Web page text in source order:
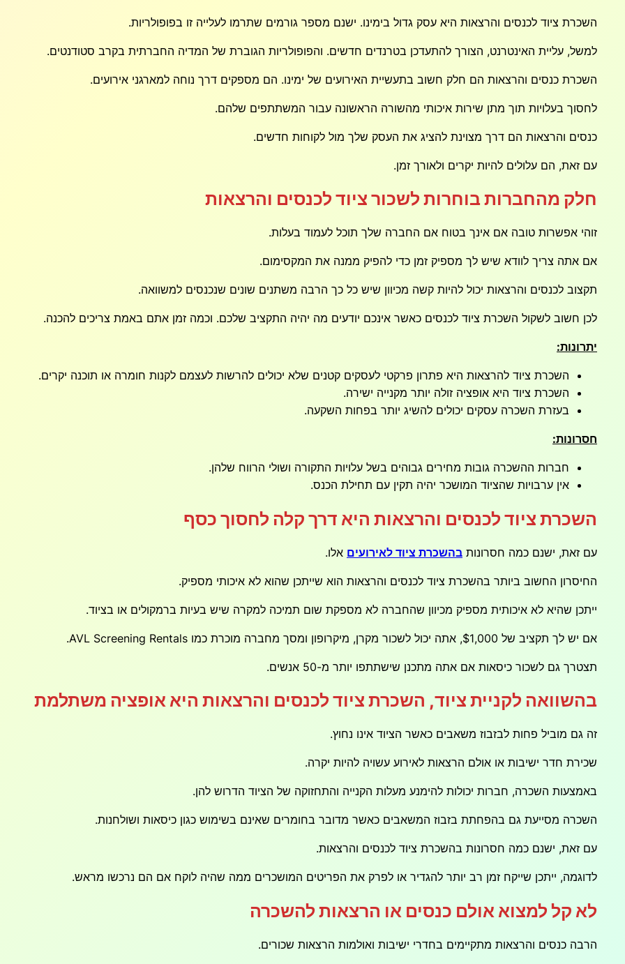
השכרת ציוד לכנסים והרצאות היא עסק גדול בימינו. ישנם מספר גורמים שתרמו לעלייה זו בפופולריות.
למשל, עליית האינטרנט, הצורך להתעדכן בטרנדים חדשים. והפופולריות הגוברת של המדיה החברתית בקרב סטודנטים.
השכרת כנסים והרצאות הם חלק חשוב בתעשיית האירועים של ימינו. הם מספקים דרך נוחה למארגני אירועים.
לחסוך בעלויות תוך מתן שירות איכותי מהשורה הראשונה עבור המשתתפים שלהם.
כנסים והרצאות הם דרך מצוינת להציג את העסק שלך מול לקוחות חדשים.
עם זאת, הם עלולים להיות יקרים ולאורך זמן.
חלק מהחברות בוחרות לשכור ציוד לכנסים והרצאות
זוהי אפשרות טובה אם אינך בטוח אם החברה שלך תוכל לעמוד בעלות.
אם אתה צריך לוודא שיש לך מספיק זמן כדי להפיק ממנה את המקסימום.
תקצוב לכנסים והרצאות יכול להיות קשה מכיוון שיש כל כך הרבה משתנים שונים שנכנסים למשוואה.
לכן חשוב לשקול השכרת ציוד לכנסים כאשר אינכם יודעים מה יהיה התקציב שלכם. וכמה זמן אתם באמת צריכים להכנה.
יתרונות:
השכרת ציוד להרצאות היא פתרון פרקטי לעסקים קטנים שלא יכולים להרשות לעצמם לקנות חומרה או תוכנה יקרים.
השכרת ציוד היא אופציה זולה יותר מקנייה ישירה.
בעזרת השכרה עסקים יכולים להשיג יותר בפחות השקעה.
חסרונות:
חברות ההשכרה גובות מחירים גבוהים בשל עלויות התקורה ושולי הרווח שלהן.
אין ערבויות שהציוד המושכר יהיה תקין עם תחילת הכנס.
השכרת ציוד לכנסים והרצאות היא דרך קלה לחסוך כסף
עם זאת, ישנם כמה חסרונות בהשכרת ציוד לאירועים אלו.
החיסרון החשוב ביותר בהשכרת ציוד לכנסים והרצאות הוא שייתכן שהוא לא איכותי מספיק.
ייתכן שהיא לא איכותית מספיק מכיוון שהחברה לא מספקת שום תמיכה למקרה שיש בעיות ברמקולים או בציוד.
אם יש לך תקציב של $1,000, אתה יכול לשכור מקרן, מיקרופון ומסך מחברה מוכרת כמו AVL Screening Rentals.
תצטרך גם לשכור כיסאות אם אתה מתכנן שישתתפו יותר מ-50 אנשים.
בהשוואה לקניית ציוד, השכרת ציוד לכנסים והרצאות היא אופציה משתלמת
זה גם מוביל פחות לבזבוז משאבים כאשר הציוד אינו נחוץ.
שכירת חדר ישיבות או אולם הרצאות לאירוע עשויה להיות יקרה.
באמצעות השכרה, חברות יכולות להימנע מעלות הקנייה והתחזוקה של הציוד הדרוש להן.
השכרה מסייעת גם בהפחתת בזבוז המשאבים כאשר מדובר בחומרים שאינם בשימוש כגון כיסאות ושולחנות.
עם זאת, ישנם כמה חסרונות בהשכרת ציוד לכנסים והרצאות.
לדוגמה, ייתכן שייקח זמן רב יותר להגדיר או לפרק את הפריטים המושכרים ממה שהיה לוקח אם הם נרכשו מראש.
לא קל למצוא אולם כנסים או הרצאות להשכרה
הרבה כנסים והרצאות מתקיימים בחדרי ישיבות ואולמות הרצאות שכורים.